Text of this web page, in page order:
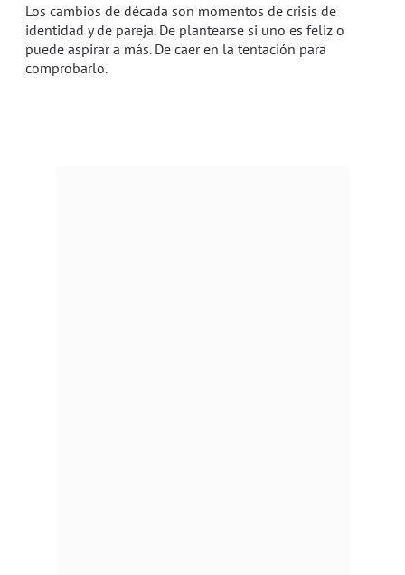
Los cambios de década son momentos de crisis de
identidad y de pareja. De plantearse si uno es feliz o
puede aspirar a más. De caer en la tentación para
comprobarlo.